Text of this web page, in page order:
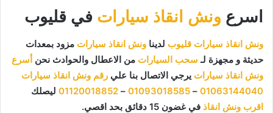
اسرع ونش انقاذ سيارات في قليوب
ونش انقاذ سيارات قليوب لدينا ونش انقاذ سيارات مزود بمعدات
حديثة و مجهزة لـ سحب السيارات من الاعطال والحوادث نحن أسرع
ونش انقاذ سيارات يرجي الاتصال بنا علي رقم ونش انقاذ سيارات
01063144040
–
01093018585
–
01120018852 ليصلك
اقرب ونش انقاذ في غضون 15 دقائق بحد اقصي.